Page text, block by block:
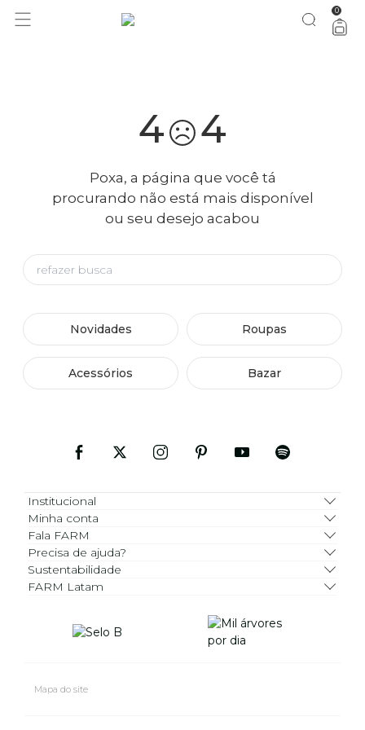
bazar FARM Rio: tudo 50% OFF 0
4 4
Poxa, a página que você tá
procurando não está mais disponível
ou seu desejo acabou
Novidades Roupas
Acessórios Bazar
Institucional
Minha conta
Fala FARM
Precisa de ajuda?
Sustentabilidade
FARM Latam
Mapa do site